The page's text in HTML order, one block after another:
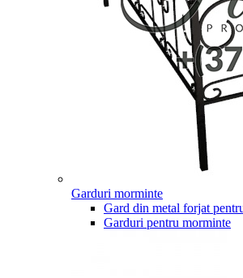
Garduri morminte
Gard din metal forjat
Garduri pentru morminte